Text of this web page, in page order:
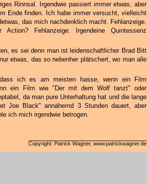
Rinnsal. Irgendwie passiert immer etwas, aber
Ende finden. Ich habe immer versucht, vielleicht
das mich nachdenklich macht. Fehlanzeige.
Fehlanzeige. Irgendeine Quintessenz
es sei denn man ist leidenschaftlicher Brad Bitt
etwas, das so nebenher plätschert, wo man alle
ich es am meisten hasse, wenn ein Film
ein Film wie "Der mit dem Wolf tanzt" oder
da man pure Unterhaltung hat und die lange
Joe Black" annähernd 3 Stunden dauert, aber
ich mich irgendwie betrogen.
Copyright: Patrick Wagner, www.patrickwagner.de